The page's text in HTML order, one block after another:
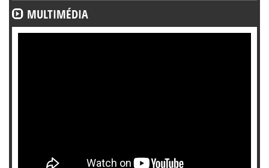
MULTIMÉDIA